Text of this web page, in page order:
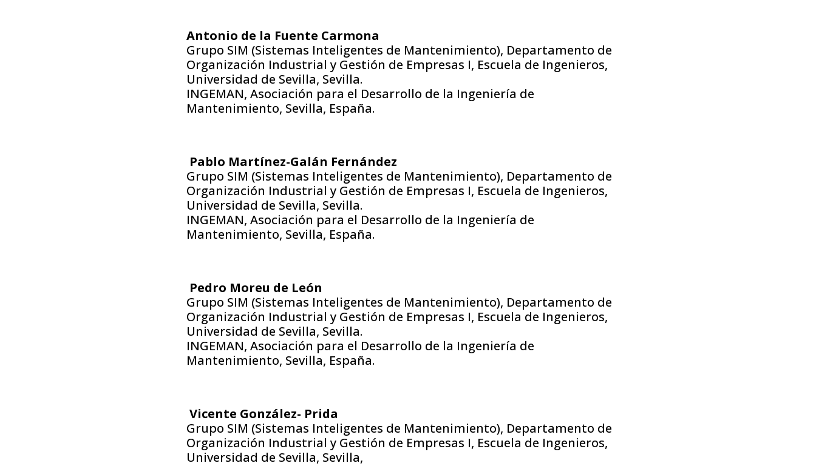
Antonio de la Fuente Carmona
Grupo SIM (Sistemas Inteligentes de Mantenimiento), Departamento de
Organización Industrial y Gestión de Empresas I, Escuela de Ingenieros,
Universidad de Sevilla, Sevilla.
INGEMAN, Asociación para el Desarrollo de la Ingeniería de
Mantenimiento, Sevilla, España.
Pablo Martínez-Galán Fernández
Grupo SIM (Sistemas Inteligentes de Mantenimiento), Departamento de
Organización Industrial y Gestión de Empresas I, Escuela de Ingenieros,
Universidad de Sevilla, Sevilla.
INGEMAN, Asociación para el Desarrollo de la Ingeniería de
Mantenimiento, Sevilla, España.
Pedro Moreu de León
Grupo SIM (Sistemas Inteligentes de Mantenimiento), Departamento de
Organización Industrial y Gestión de Empresas I, Escuela de Ingenieros,
Universidad de Sevilla, Sevilla.
INGEMAN, Asociación para el Desarrollo de la Ingeniería de
Mantenimiento, Sevilla, España.
Vicente González- Prida
Grupo SIM (Sistemas Inteligentes de Mantenimiento), Departamento de
Organización Industrial y Gestión de Empresas I, Escuela de Ingenieros,
Universidad de Sevilla, Sevilla,